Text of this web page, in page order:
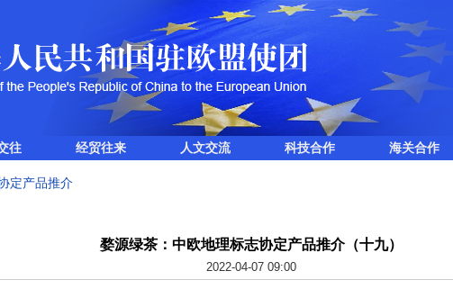
往 经贸往来 人文交流 科技合作 海关合作
定产品推介
婺源绿茶：中欧地理标志协定产品推介（十九）
2022-04-07 09:00